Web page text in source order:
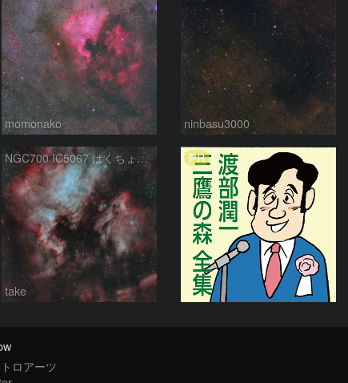
momonako ninbasu3000
NGC700 IC5067 はくちょう座
take
PR
ロアーツ